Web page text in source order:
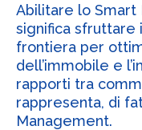
Abilitare lo Smart
significa
frontiera per
dell’immobile e
rapporti tra
rappresenta, di
Management.